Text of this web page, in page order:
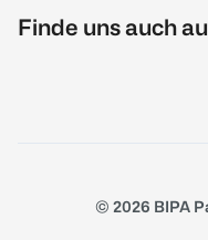
Finde uns auch
© 2026 BIPA